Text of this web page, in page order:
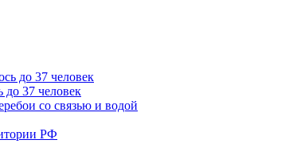
до 37 человек
со связью и водой
РФ